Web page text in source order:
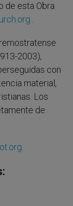
de esta Obra
.
2003),
con
material,
Los
de
.